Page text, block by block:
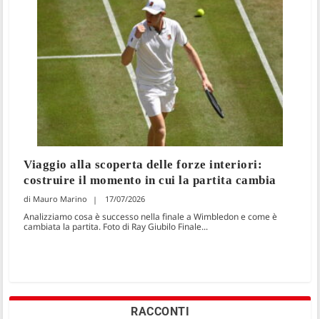
Viaggio alla scoperta delle forze interiori:
costruire il momento in cui la partita cambia
Mauro Marino 17/07/2026
Analizziamo cosa è successo nella finale a Wimbledon e come è
cambiata la partita. Foto di Ray Giubilo Finale...
RACCONTI